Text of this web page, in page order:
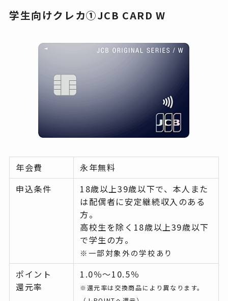
学生向けクレカ①JCB CARD W
年会費
永年無料
申込条件
18歳以上39歳以下で、本人また
は配偶者に安定継続収入のある
方。
高校生を除く18歳以上39歳以下
で学生の方。
※一部対象外の学校あり
ポイント
還元率
1.0％～10.5％
※還元率は交換商品により異なります。